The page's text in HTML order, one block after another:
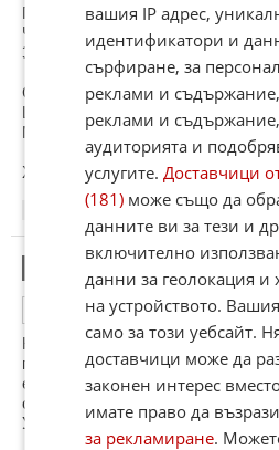
Поне сега ще ядоса Кремълския
Че почва Бизнес с Тръмп
За сметка на Руската
След изборите накъде ли
Ще бяга
Може Кремъл да не го приюти
Хахахахаха хахахахаха
08.04.2026
Факти
ОТГОВОР
Копейките в ступор. Любимият
петрол то САЩ. Това дори и ние
евтино от Казахстан, Ирак и
сега как ще мразят България и
Унгария?
вашия IP адрес,
идентификатори и
сърфиране, за
реклами и
реклами и
аудиторията и
услугите.Доставчици
(181) може също да
данните ви за тези и
включително
данни за геолокация и
на устройството.
само за този уебсайт.
доставчици може да
законен интерес
имате право да
за рекламиране.